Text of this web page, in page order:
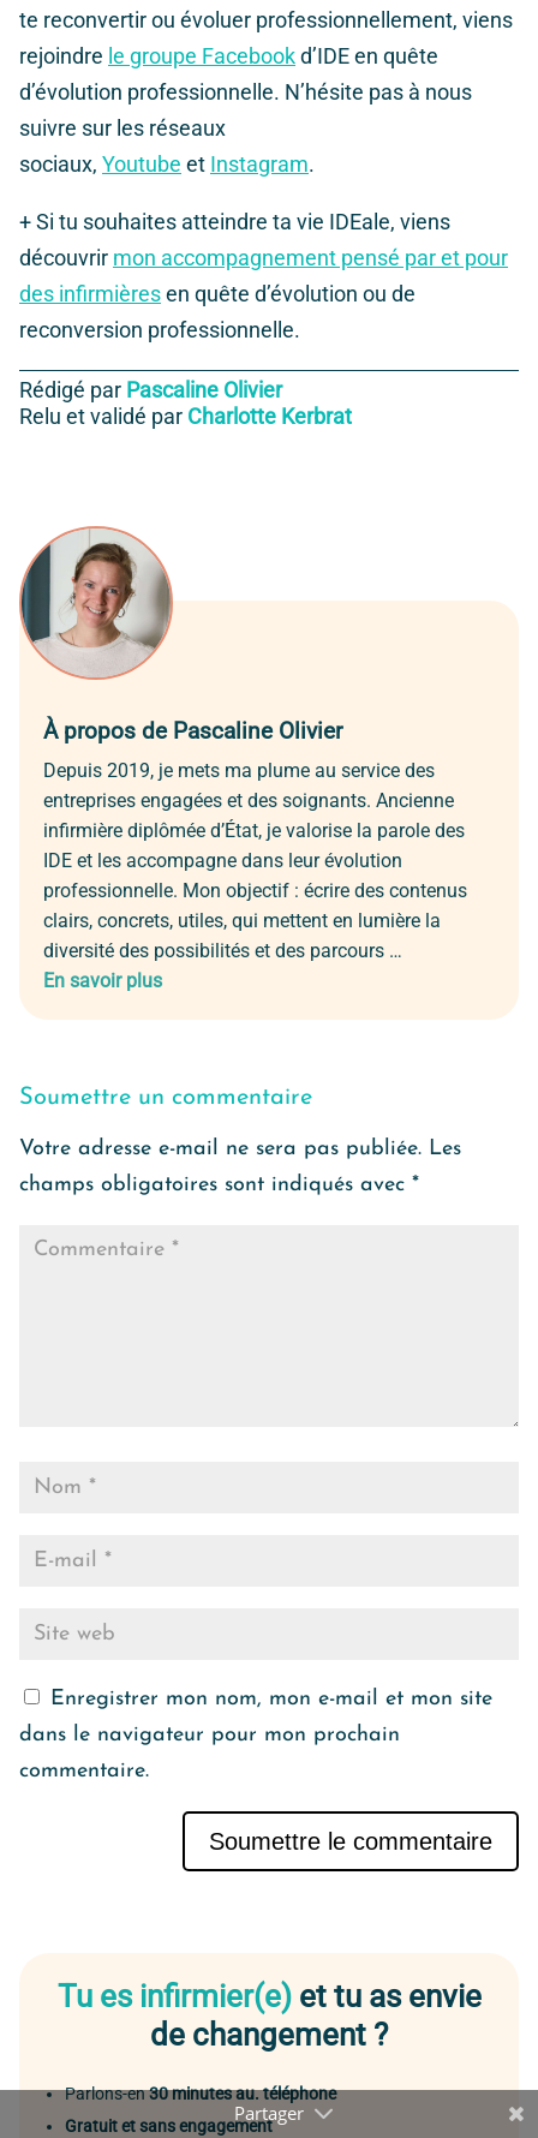
te reconvertir ou évoluer professionnellement, viens
rejoindre le groupe Facebookd’IDE en quête
d’évolution professionnelle. N’hésite pas à nous
suivre sur les réseaux
sociaux, Youtube et Instagram.
+ Si tu souhaites atteindre ta vie IDEale, viens
découvrir mon accompagnement pensé par et pour
des infirmièresen quête d’évolution ou de
reconversion professionnelle.
Rédigé par Pascaline Olivier
Relu et validé par Charlotte Kerbrat
À propos de Pascaline Olivier
Depuis 2019, je mets ma plume au service des
entreprises engagées et des soignants. Ancienne
infirmière diplômée d’État, je valorise la parole des
IDE et les accompagne dans leur évolution
professionnelle. Mon objectif : écrire des contenus
clairs, concrets, utiles, qui mettent en lumière la
diversité des possibilités et des parcours …
En savoir plus
Soumettre un commentaire
Votre adresse e-mail ne sera pas publiée. Les
champs obligatoires sont indiqués avec *
Enregistrer mon nom, mon e-mail et mon site
dans le navigateur pour mon prochain
commentaire.
Soumettre le commentaire
Tu es infirmier(e)et tu as envie
de changement ?
Parlons-en30 minutes au. téléphone
Gratuit et sans engagement